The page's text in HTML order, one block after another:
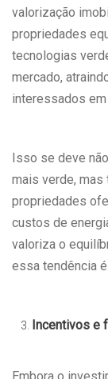
valorização
propriedades
tecnologias
mercado,
interessados
Isso se deve
mais verde, mas
propriedades
custos de
valoriza o
essa tendência
Incentivos e